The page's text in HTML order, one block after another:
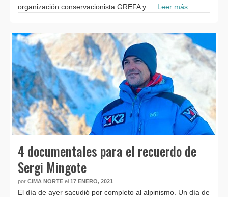
organización conservacionista GREFA y … Leer más
4 documentales para el recuerdo de
Sergi Mingote
por CIMA NORTE el 17 ENERO, 2021
El día de ayer sacudió por completo al alpinismo. Un día de